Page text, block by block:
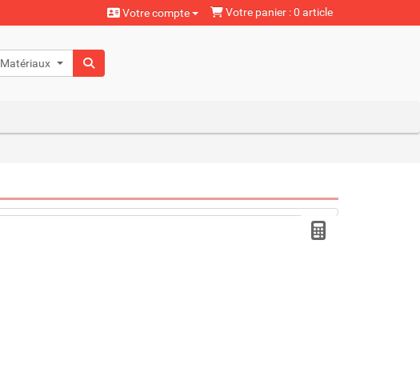
Votre compte Votre panier : 0 article
Matériaux naturels